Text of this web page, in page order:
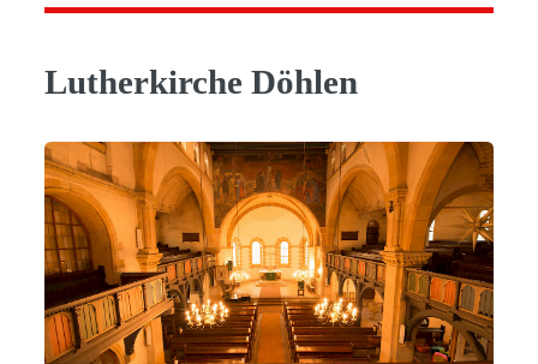
Lutherkirche Döhlen